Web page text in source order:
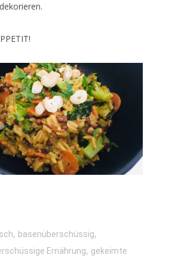
, basenüberschüssig,
Ernährung, gekeimte